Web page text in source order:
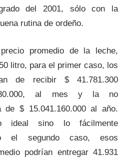
del 2001, sólo con la
rutina de ordeño.
promedio de la leche,
litro, para el primer caso, los
de recibir $ 41.781.300
al mes y la no
de $ 15.041.160.000 al año.
ideal sino lo fácilmente
el segundo caso, esos
podrían entregar 41.931